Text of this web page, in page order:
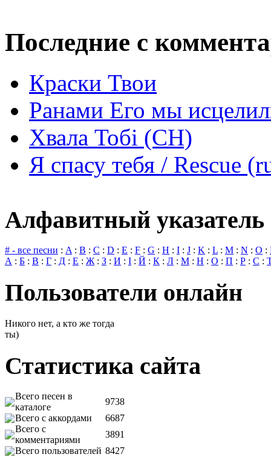
Последние с
Краски Твои
Ранами Его мы
Хвала Тобі (СН)
Я спасу тебя / Rescue
Алфавитный указатель
# - все песни : A: B : C : D : E : F : G : H : I : J : K : L : M : N : O :
А : Б : В : Г : Д : Е : Ж: З : И : І : Й : К : Л : М : Н : О : П : Р : С :
Пользователи онлайн
Никого нет, а кто же тогда
ты)
Статистика сайта
Всего песен в
каталоге
9738
Всего с аккордами
6687
Всего с
комментариями
3891
Всего пользователей 8427